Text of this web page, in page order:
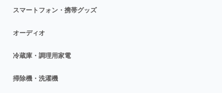
スマートフォン・携帯グッズ
オーディオ
冷蔵庫・調理用家電
掃除機・洗濯機